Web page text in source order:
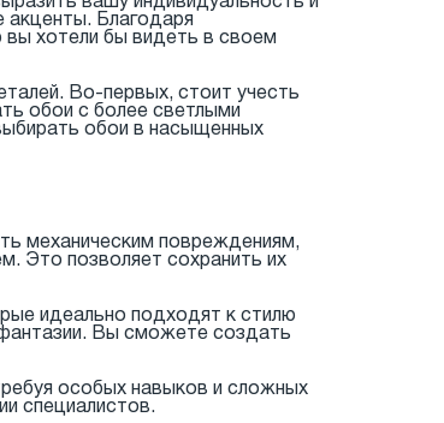
акценты. Благодаря
хотели бы видеть в своем
Во-первых, стоит учесть
обои с более светлыми
обои в насыщенных
механическим повреждениям,
Это позволяет сохранить их
идеально подходят к стилю
Вы сможете создать
особых навыков и сложных
специалистов.